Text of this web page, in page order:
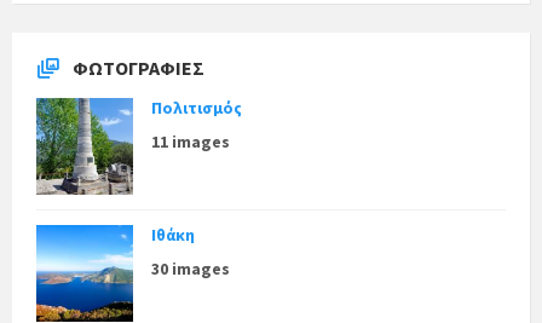
ΦΩΤΟΓΡΑΦΊΕΣ
Πολιτισμός
11 images
Ιθάκη
30 images